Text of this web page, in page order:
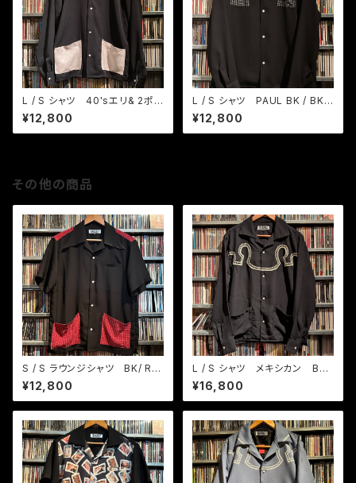
L / S シャツ 40'sエリ& 2ポ
ケ BK / グレーピンク
¥12,800
L / S シャツ PAUL BK / BKカ
スリ織りチェック
¥12,800
その他の商品
S / S ラウンジシャツ BK/ RD/
WHカスリ織りチェック
¥12,800
L / S シャツ メキシカン BK /
クリーム
¥16,800